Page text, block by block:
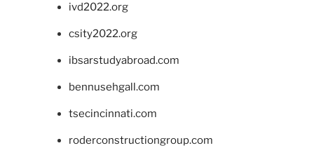
ivd2022.org
csity2022.org
ibsarstudyabroad.com
bennusehgall.com
tsecincinnati.com
roderconstructiongroup.com